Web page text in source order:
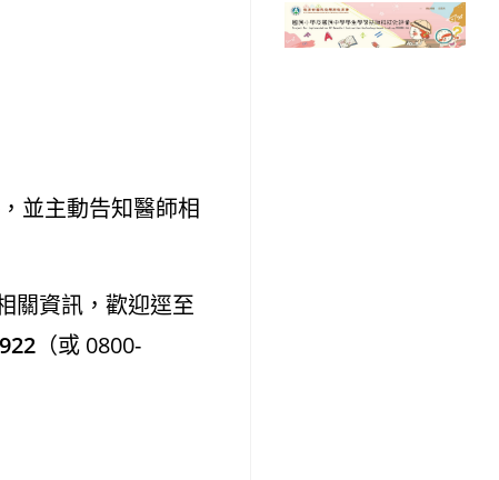
並主動告知醫師相
關資訊，歡迎逕至
（或 0800-